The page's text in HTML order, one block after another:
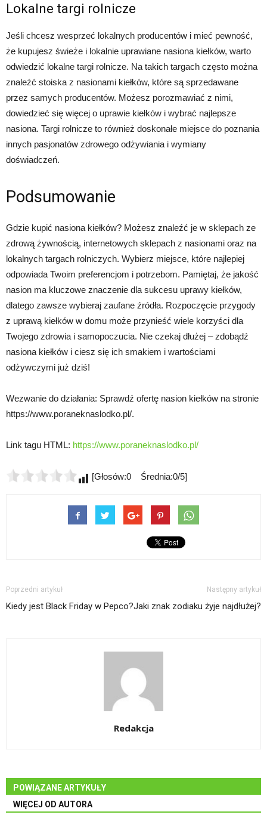
Lokalne targi rolnicze
Jeśli chcesz wesprzeć lokalnych producentów i mieć pewność,
że kupujesz świeże i lokalnie uprawiane nasiona kiełków, warto
odwiedzić lokalne targi rolnicze. Na takich targach często można
znaleźć stoiska z nasionami kiełków, które są sprzedawane
przez samych producentów. Możesz porozmawiać z nimi,
dowiedzieć się więcej o uprawie kiełków i wybrać najlepsze
nasiona. Targi rolnicze to również doskonałe miejsce do poznania
innych pasjonatów zdrowego odżywiania i wymiany
doświadczeń.
Podsumowanie
Gdzie kupić nasiona kiełków? Możesz znaleźć je w sklepach ze
zdrową żywnością, internetowych sklepach z nasionami oraz na
lokalnych targach rolniczych. Wybierz miejsce, które najlepiej
odpowiada Twoim preferencjom i potrzebom. Pamiętaj, że jakość
nasion ma kluczowe znaczenie dla sukcesu uprawy kiełków,
dlatego zawsze wybieraj zaufane źródła. Rozpoczęcie przygody
z uprawą kiełków w domu może przynieść wiele korzyści dla
Twojego zdrowia i samopoczucia. Nie czekaj dłużej – zdobądź
nasiona kiełków i ciesz się ich smakiem i wartościami
odżywczymi już dziś!
Wezwanie do działania: Sprawdź ofertę nasion kiełków na stronie
https://www.poraneknaslodko.pl/.
Link tagu HTML: https://www.poraneknaslodko.pl/
[Głosów:0 Średnia:0/5]
Poprzedni artykuł
Kiedy jest Black Friday w Pepco?
Następny artykuł
Jaki znak zodiaku żyje najdłużej?
Redakcja
POWIĄZANE ARTYKUŁY
WIĘCEJ OD AUTORA